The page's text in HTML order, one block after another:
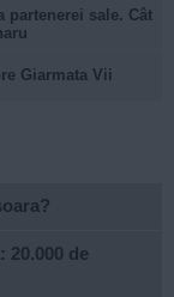
partenerei sale. Cât
Giarmata Vii
de